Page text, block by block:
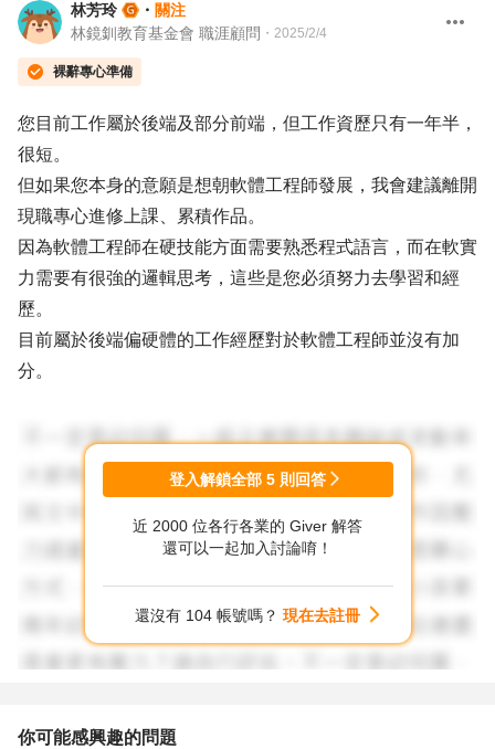
林芳玲 ・ 關注
林鏡釧教育基金會 職涯顧問 ・ 2025/2/4
裸辭專心準備
您目前工作屬於後端及部分前端，但工作資歷只有一年半，
很短。
但如果您本身的意願是想朝軟體工程師發展，我會建議離開
現職專心進修上課、累積作品。
因為軟體工程師在硬技能方面需要熟悉程式語言，而在軟實
力需要有很強的邏輯思考，這些是您必須努力去學習和經
歷。
目前屬於後端偏硬體的工作經歷對於軟體工程師並沒有加
分。
登入解鎖全部 5 則回答
近 2000 位各行各業的 Giver 解答
還可以一起加入討論唷！
還沒有 104 帳號嗎？ 現在去註冊
你可能感興趣的問題